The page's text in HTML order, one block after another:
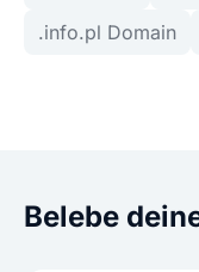
.info.pl Domain
Belebe